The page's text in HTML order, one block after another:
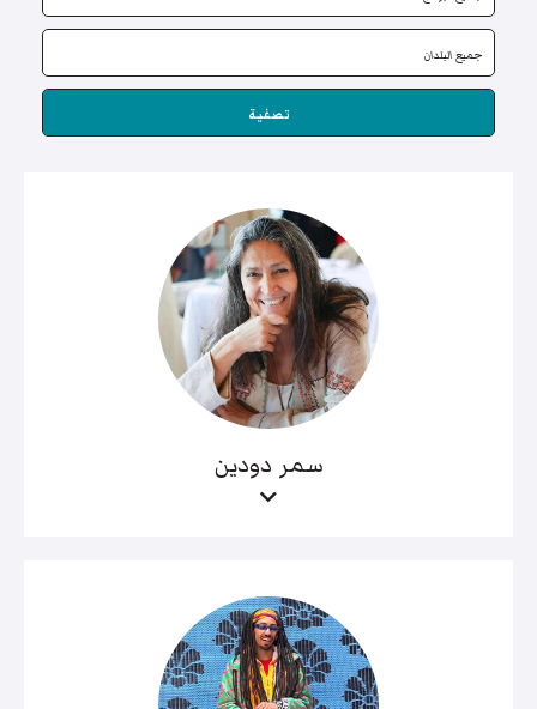
تصفية
سمر دودين